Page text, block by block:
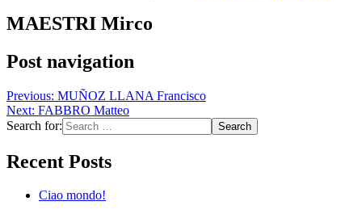
MAESTRI Mirco
Post navigation
Previous: MUÑOZ LLANA Francisco
Next: FABBRO Matteo
Search for:
Recent Posts
Ciao mondo!